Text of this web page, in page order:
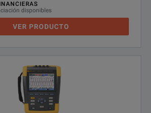
disponibles
VER PRODUCTO